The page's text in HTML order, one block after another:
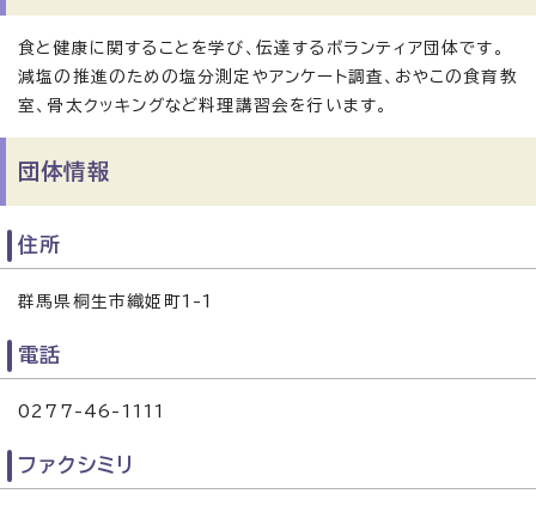
食と健康に関することを学び、伝達するボランティア団体です。
減塩の推進のための塩分測定やアンケート調査、おやこの食育教
室、骨太クッキングなど料理講習会を行います。
団体情報
住所
群馬県桐生市織姫町1-1
電話
0277-46-1111
ファクシミリ